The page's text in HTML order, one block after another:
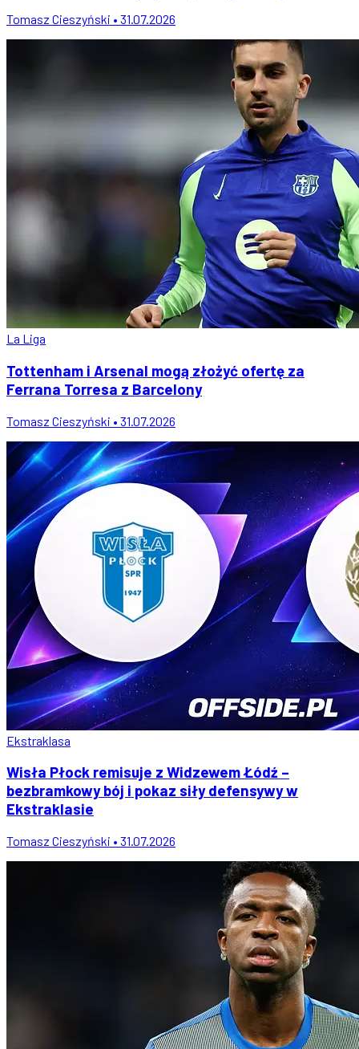
Tomasz Cieszyński • 31.07.2026
La Liga
Tottenham i Arsenal mogą złożyć ofertę za
Ferrana Torresa z Barcelony
Tomasz Cieszyński • 31.07.2026
Ekstraklasa
Wisła Płock remisuje z Widzewem Łódź –
bezbramkowy bój i pokaz siły defensywy w
Ekstraklasie
Tomasz Cieszyński • 31.07.2026